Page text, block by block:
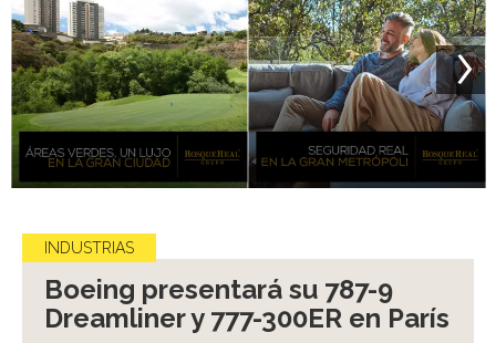
INDUSTRIAS
Boeing presentará su 787-9
Dreamliner y 777-300ER en París